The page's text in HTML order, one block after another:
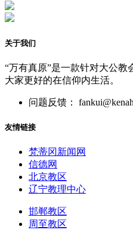
关于我们
“万有真原”是一款针对大公
大家更好的在信仰内生活。
问题反馈：
友情链接
梵蒂冈新闻网
信德网
北京教区
辽宁教理中心
邯郸教区
周至教区